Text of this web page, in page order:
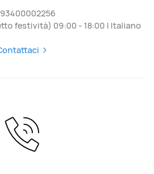
festività) 09:00 - 18:00 | Italiano